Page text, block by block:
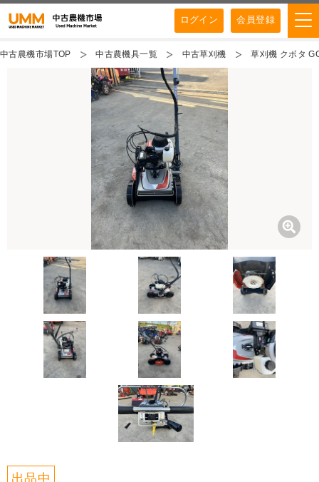
ログイン 会員登録
中古農機市場TOP 中古農機具一覧 中古草刈機 草刈機 クボタ